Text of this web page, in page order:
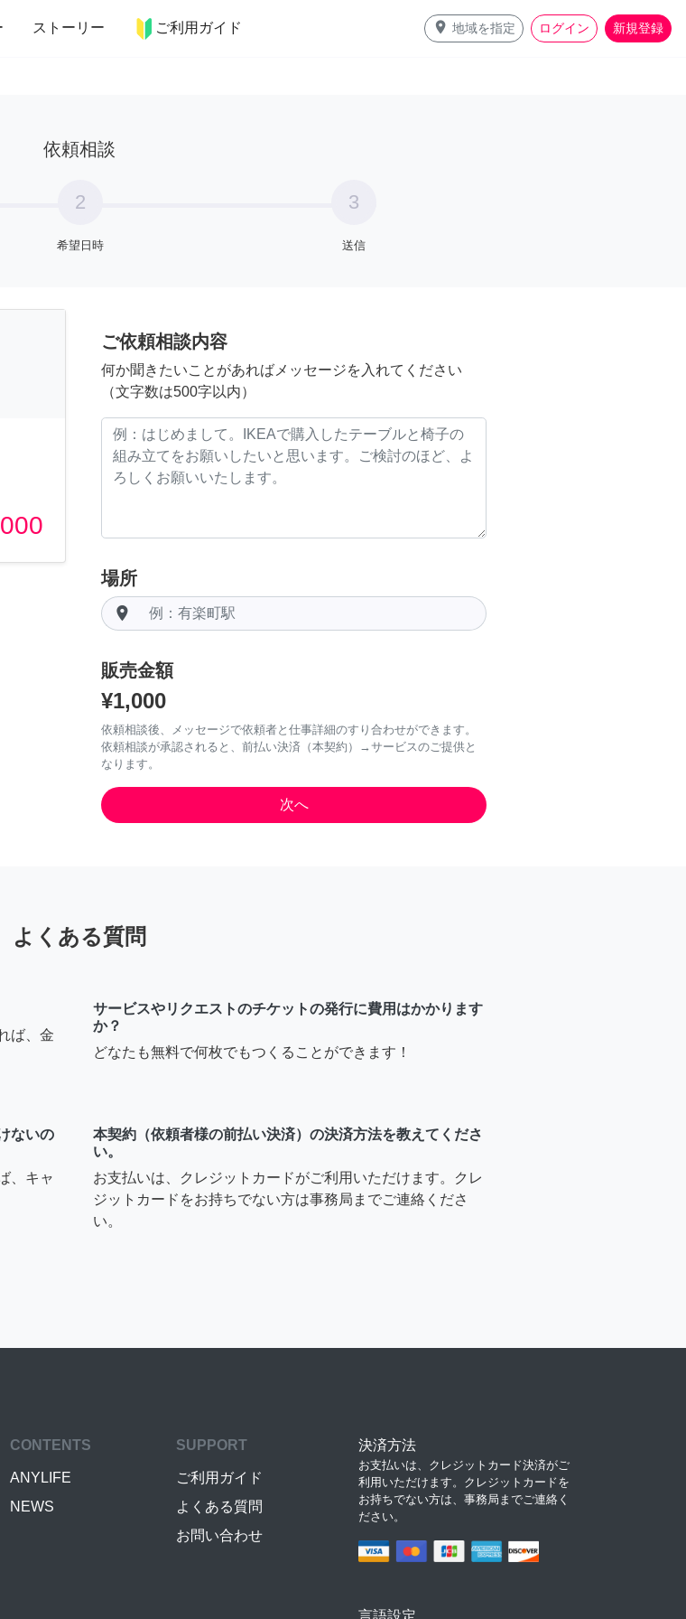
ストーリー ご利用ガイド place 地域を指定 ログイン 新規登録
味・習い事 ペット 料理
依頼相談
2
希望日時
3
送信
ご依頼相談内容
何か聞きたいことがあればメッセージを入れてください
（文字数は500字以内）
場所
room
販売金額
¥1,000
依頼相談後、メッセージで依頼者と仕事詳細のすり合わせができます。
依頼相談が承認されると、前払い決済（本契約）→サービスのご提供と
なります。
よくある質問
ば、金
サービスやリクエストのチケットの発行に費用はかかります
か？
どなたも無料で何枚でもつくることができます！
ないの
、キャ
本契約（依頼者様の前払い決済）の決済方法を教えてくださ
い。
お支払いは、クレジットカードがご利用いただけます。クレ
ジットカードをお持ちでない方は事務局までご連絡くださ
い。
CONTENTS
ANYLIFE
NEWS
SUPPORT
ご利用ガイド
よくある質問
お問い合わせ
決済方法
お支払いは、クレジットカード決済がご
利用いただけます。クレジットカードを
お持ちでない方は、事務局までご連絡く
ださい。
言語設定